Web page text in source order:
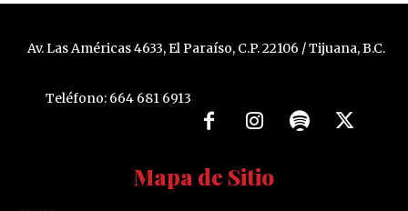
Av. Las Américas 4633, El Paraíso, C.P. 22106 / Tijuana, B.C.
Teléfono: 664 681 6913
Mapa de Sitio